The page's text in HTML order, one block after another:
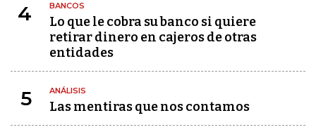
4 BANCOS
Lo que le cobra su banco si quiere
retirar dinero en cajeros de otras
entidades
5 ANÁLISIS
Las mentiras que nos contamos